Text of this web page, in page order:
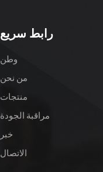
رابط سريع
وطن
من نحن
منتجات
مراقبة الجودة
خبر
الاتصال